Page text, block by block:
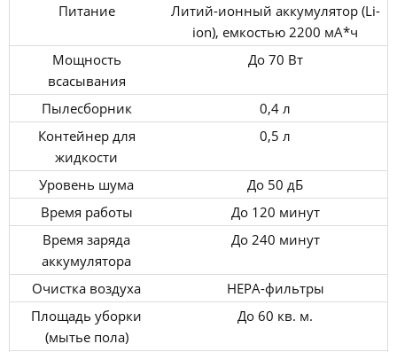
Питание
Литий-ионный аккумулятор (Li-
ion), емкостью 2200 мА*ч
Мощность
всасывания
До 70 Вт
Пылесборник
0,4 л
Контейнер для
жидкости
0,5 л
Уровень шума
До 50 дБ
Время работы
До 120 минут
Время заряда
аккумулятора
До 240 минут
Очистка воздуха
НЕРА-фильтры
Площадь уборки
(мытье пола)
До 60 кв. м.